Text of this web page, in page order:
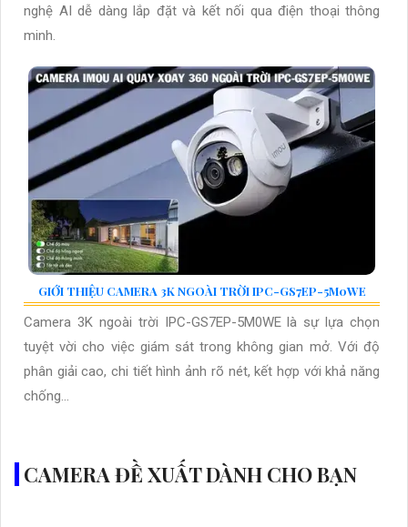
nghệ AI dễ dàng lắp đặt và kết nối qua điện thoại thông
minh.
GIỚI THIỆU CAMERA 3K NGOÀI TRỜI IPC-GS7EP-5M0WE
Camera 3K ngoài trời IPC-GS7EP-5M0WE là sự lựa chọn
tuyệt vời cho việc giám sát trong không gian mở. Với độ
phân giải cao, chi tiết hình ảnh rõ nét, kết hợp với khả năng
chống...
CAMERA ĐỀ XUẤT DÀNH CHO BẠN